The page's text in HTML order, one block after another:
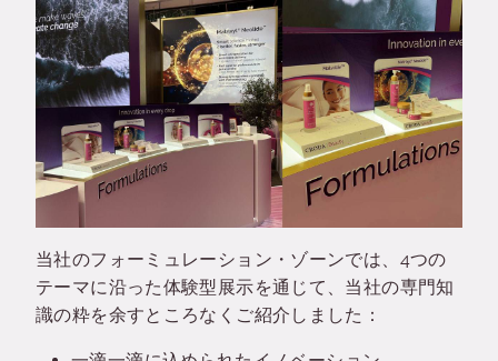
当社のフォーミュレーション・ゾーンでは、4つの
テーマに沿った体験型展示を通じて、当社の専門知
識の粋を余すところなくご紹介しました：